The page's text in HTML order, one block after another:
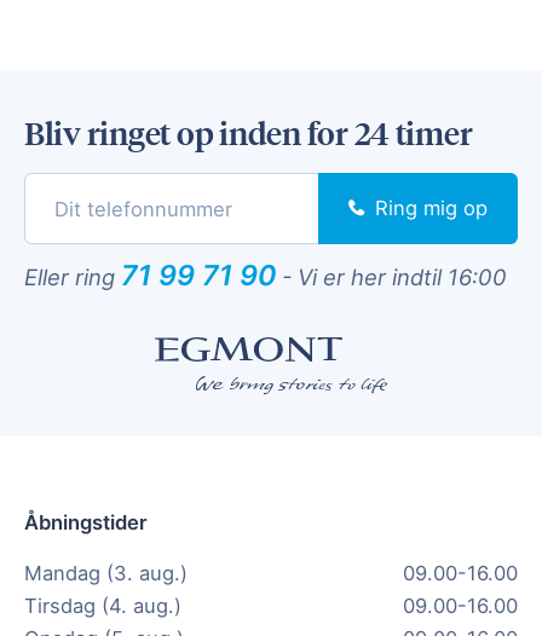
Bliv ringet op inden for 24 timer
Ring mig op
Eller ring 71 99 71 90 - Vi er her indtil 16:00
Åbningstider
Mandag (3. aug.)
09.00-16.00
Tirsdag (4. aug.)
09.00-16.00